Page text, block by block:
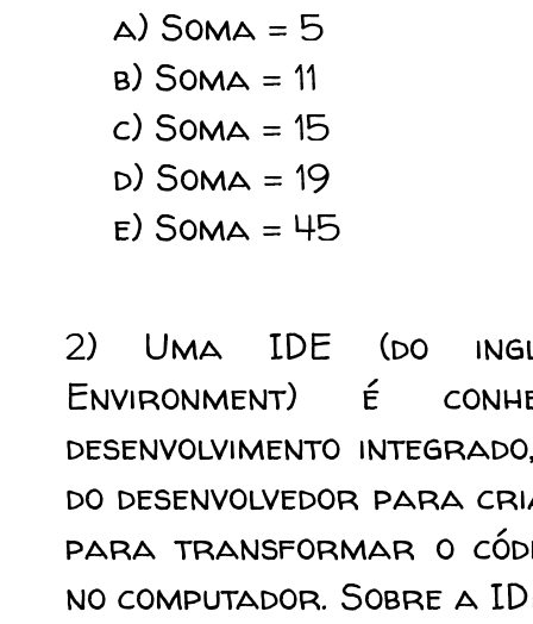
a) Soma = 5
b) Soma = 11
c) Soma = 15
d) Soma = 19
e) Soma = 45
2) Uma IDE (do
Environment) é
desenvolvimento
do desenvolvedor para
para transformar o
no computador. Sobre a